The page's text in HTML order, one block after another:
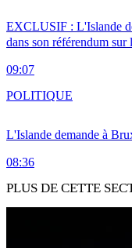
EXCLUSIF : L'Islande
dans son référendum sur
09:07
L'Islande demande à
08:36
POLITIQUE
PLUS DE CETTE